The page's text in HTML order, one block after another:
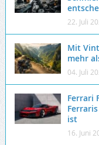
22. Juli
Mit
mehr
04. Juli
Ferrari
ist
16. Juni